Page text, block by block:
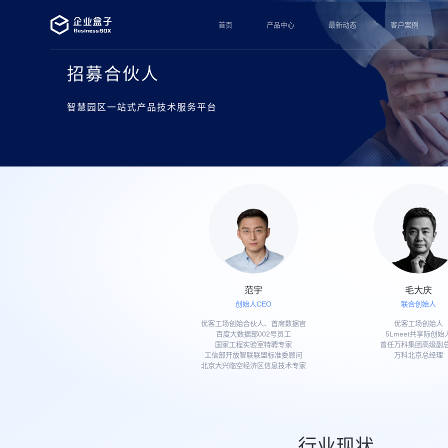
首页 产品中心 最新动态 客户案例
招募合伙人
智慧园区一站式产品技术服务平台
首页 产品中心 最新动态 客户案例
范宇
创始人CEO
优客工场创始合伙人、首席数据官
百度大数据部002号员工
国家工程实验室特聘专家
工信部开放智联联盟标准委顾问
北京大兴临空经济区信息技术专家
毛大庆
联合创始人
优客工场创始人
5Lmeet共享际创始
曾任万科集团高级副
万科北京总经理